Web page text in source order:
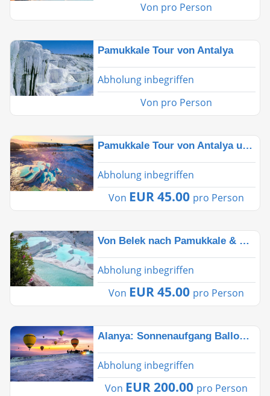
Von pro Person
Pamukkale Tour von Antalya
Abholung inbegriffen
Von pro Person
Pamukkale Tour von Antalya und Salda Lake Tour
Abholung inbegriffen
Von EUR 45.00 pro Person
Von Belek nach Pamukkale & Salda: Natur & Geschichte
Abholung inbegriffen
Von EUR 45.00 pro Person
Alanya: Sonnenaufgang Ballonfahrt in Pamukkale
Abholung inbegriffen
Von EUR 200.00 pro Person